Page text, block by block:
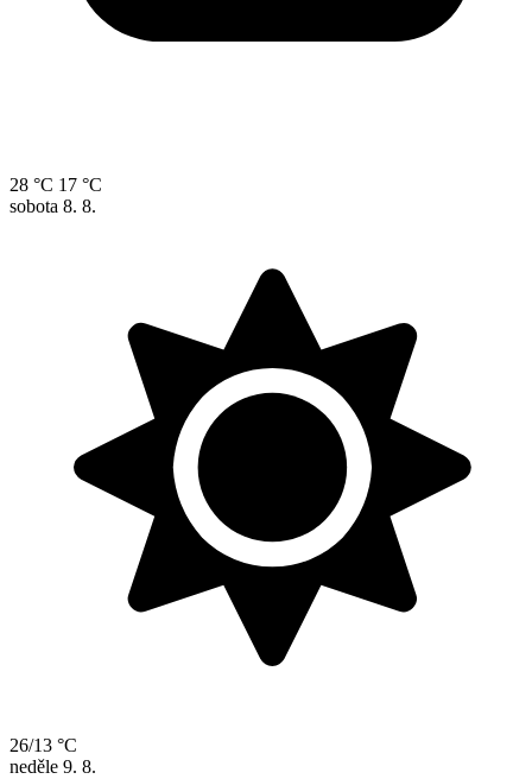
28 °C 17 °C
sobota 8. 8.
26/13 °C
neděle 9. 8.